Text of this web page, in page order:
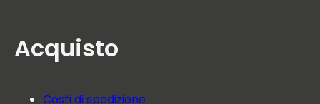
Acquisto
Costi di spedizione